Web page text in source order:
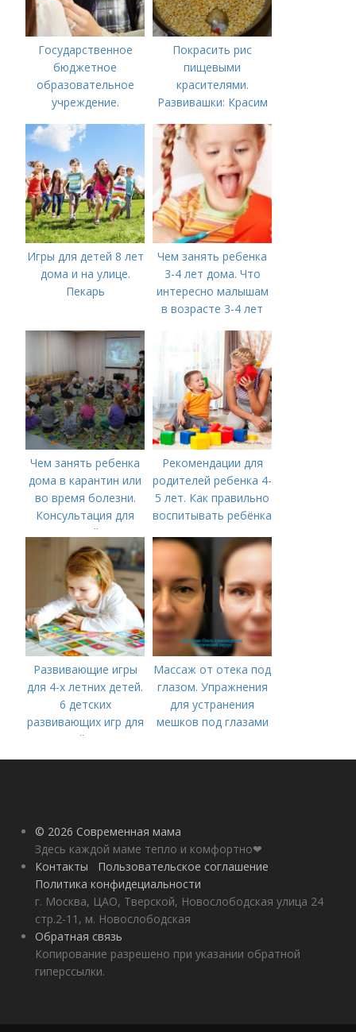
Государственное
бюджетное
образовательное
учреждение.
названия школ,
садиков и домов
творчества
Покрасить рис
пищевыми
красителями.
Развивашки: Красим
сенсорных
коробочек.
Игры для детей 8 лет
дома и на улице.
Пекарь
Чем занять ребенка
3-4 лет дома. Что
интересно малышам
в возрасте 3-4 лет
Чем занять ребенка
дома в карантин или
во время болезни.
Консультация для
родителей «Чем
занять ребенка в дни
болезни или
карантина?»
Рекомендации для
родителей ребенка 4-
5 лет. Как правильно
воспитывать ребёнка
Развивающие игры
для 4-х летних детей.
6 детских
развивающих игр для
детей 4 лет
Массаж от отека под
глазом. Упражнения
для устранения
мешков под глазами
© 2026 Современная мама
Здесь каждой маме тепло и комфортно❤
Контакты
Пользовательское соглашение
Политика конфидециальности
г. Москва, ЦАО, Тверской, Новослободская улица 24
стр.2-11, м. Новослободская
Обратная связь
Копирование разрешено при указании обратной
гиперссылки.